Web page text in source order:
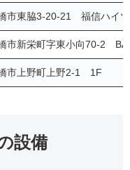
市東脇3-20-21 福信ハイ
市新栄町字東小向70-2
市上野町上野2-1 1F
設備